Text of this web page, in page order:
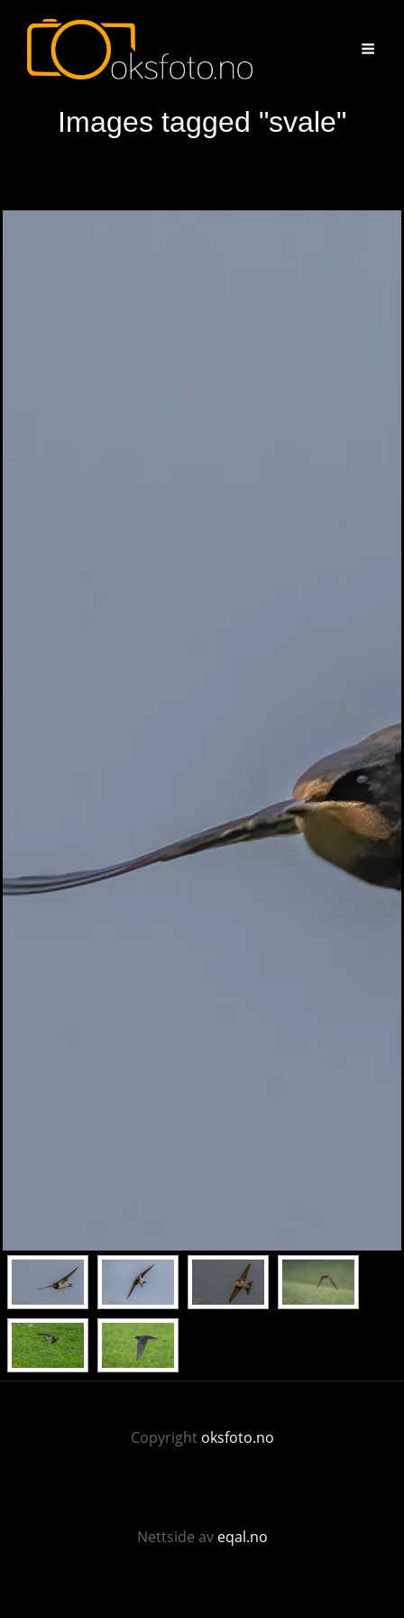
Images tagged "svale"
Copyright oksfoto.no
Nettside av eqal.no